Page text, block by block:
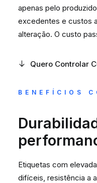
apenas pelo
excedentes e custos
alteração. O custo
Quero Controlar
BENEFÍCIOS
Etiquetas com
difíceis, resistência a